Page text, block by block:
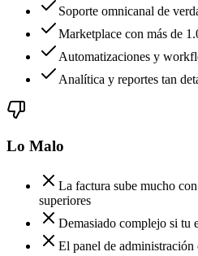
Soporte omnicanal de
Marketplace con más de
Automatizaciones y
Analítica y reportes tan
Lo Malo
La factura sube mucho
superiores
Demasiado complejo si tu
El panel de